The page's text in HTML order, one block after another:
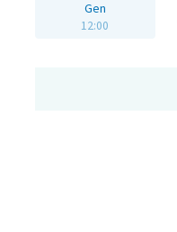
Gen
12:00